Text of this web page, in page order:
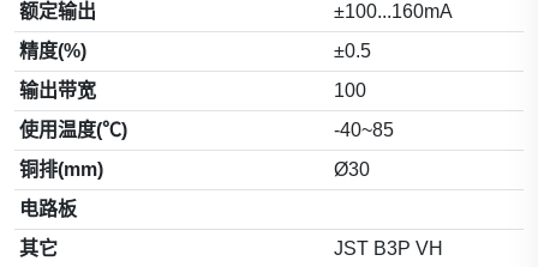
额定输出
±100...160mA
精度(%)
±0.5
输出带宽
100
使用温度(℃)
-40~85
铜排(mm)
Ø30
电路板
其它
JST B3P VH